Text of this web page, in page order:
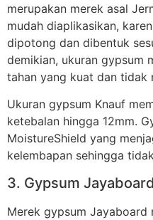
merupakan merek asal
mudah diaplikasikan,
dipotong dan dibentuk
demikian, ukuran gypsum
tahan yang kuat dan tidak
Ukuran gypsum Knauf
ketebalan hingga 12mm.
MoistureShield yang
kelembapan sehingga
3. Gypsum Jayaboard
Merek gypsum Jayaboard